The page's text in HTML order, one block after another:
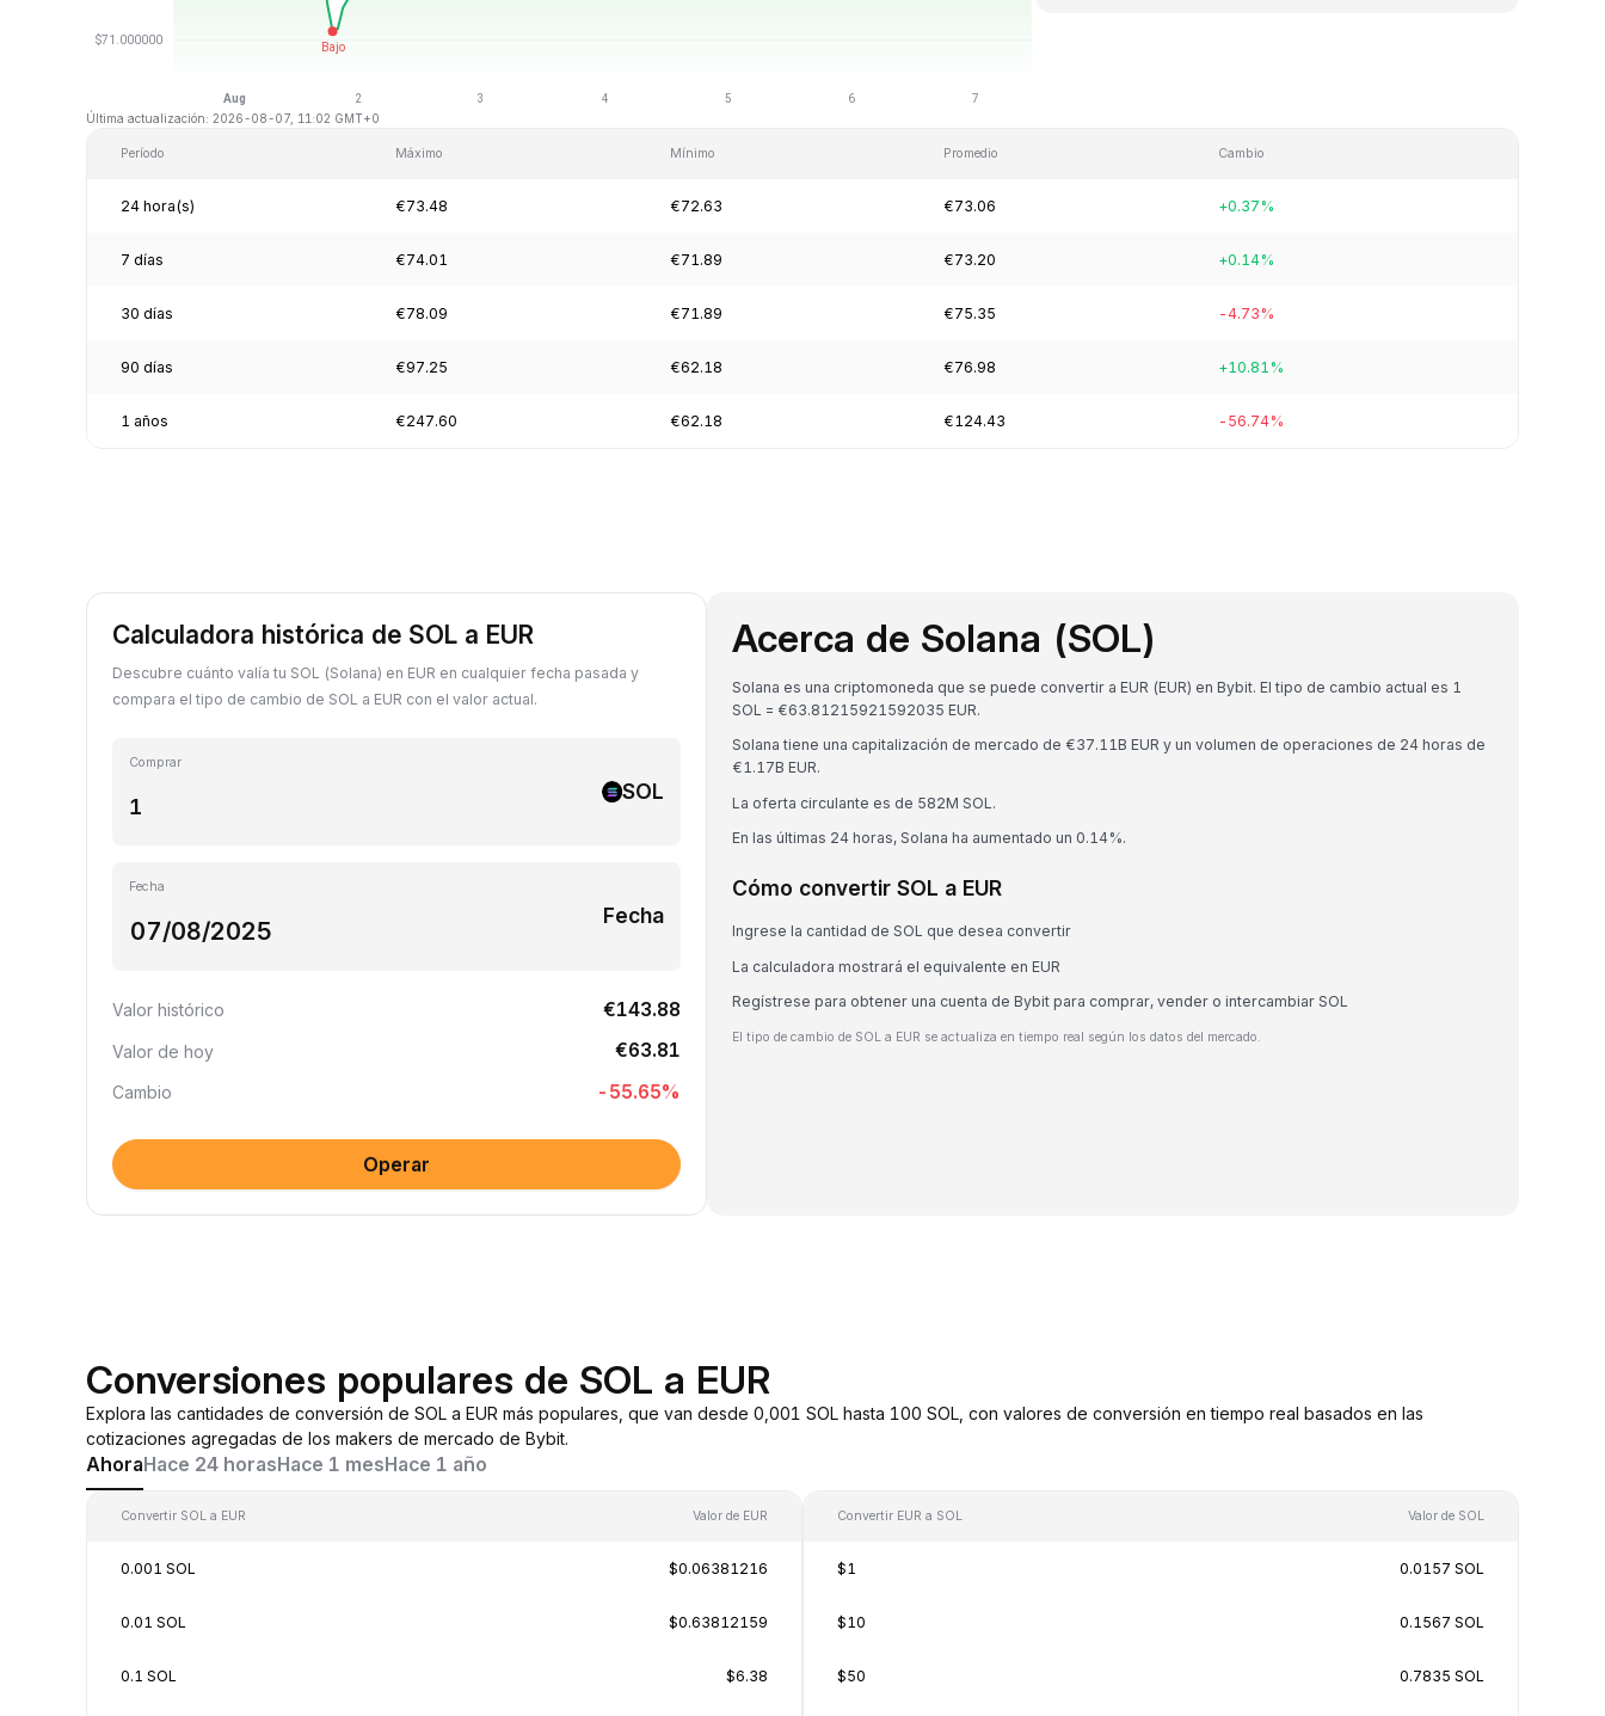
Última actualización: 2026-08-07, 11:02 GMT+0
Período Máximo Mínimo Promedio Cambio
24 hora(s) €73.48 €72.63 €73.06 +0.37%
7 días €74.01 €71.89 €73.20 +0.14%
30 días €78.09 €71.89 €75.35 -4.73%
90 días €97.25 €62.18 €76.98 +10.81%
1 años €247.60 €62.18 €124.43 -56.74%
Calculadora histórica de SOL a EUR
Descubre cuánto valía tu SOL (Solana) en EUR en cualquier fecha pasada y
compara el tipo de cambio de SOL a EUR con el valor actual.
Comprar
SOL
Fecha
Fecha
Valor histórico €143.88
Valor de hoy €63.81
Cambio -55.65%
Operar
Acerca de Solana (SOL)
Solana es una criptomoneda que se puede convertir a EUR (EUR) en Bybit. El tipo de cambio actual es 1
SOL = €63.81215921592035 EUR.
Solana tiene una capitalización de mercado de €37.11B EUR y un volumen de operaciones de 24 horas de
€1.17B EUR.
La oferta circulante es de 582M SOL.
En las últimas 24 horas, Solana ha aumentado un 0.14%.
Cómo convertir SOL a EUR
Ingrese la cantidad de SOL que desea convertir
La calculadora mostrará el equivalente en EUR
Regístrese para obtener una cuenta de Bybit para comprar, vender o intercambiar SOL
El tipo de cambio de SOL a EUR se actualiza en tiempo real según los datos del mercado.
Conversiones populares de SOL a EUR
Explora las cantidades de conversión de SOL a EUR más populares, que van desde 0,001 SOL hasta 100 SOL, con valores de conversión en tiempo real basados en las
cotizaciones agregadas de los makers de mercado de Bybit.
AhoraHace 24 horasHace 1 mesHace 1 año
Convertir SOL a EUR Valor de EUR
0.001 SOL $0.06381216
0.01 SOL $0.63812159
0.1 SOL $6.38
Convertir EUR a SOL Valor de SOL
$1 0.0157 SOL
$10 0.1567 SOL
$50 0.7835 SOL